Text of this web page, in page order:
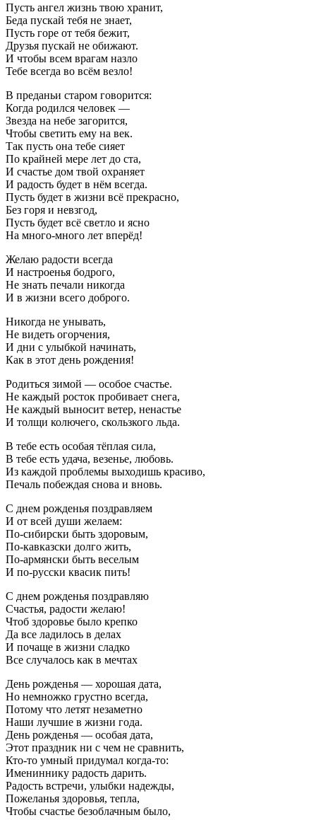
Пусть ангел жизнь твою хранит,
Беда пускай тебя не знает,
Пусть горе от тебя бежит,
Друзья пускай не обижают.
И чтобы всем врагам назло
Тебе всегда во всём везло!
В преданьи старом говорится:
Когда родился человек —
Звезда на небе загорится,
Чтобы светить ему на век.
Так пусть она тебе сияет
По крайней мере лет до ста,
И счастье дом твой охраняет
И радость будет в нём всегда.
Пусть будет в жизни всё прекрасно,
Без горя и невзгод,
Пусть будет всё светло и ясно
На много-много лет вперёд!
Желаю радости всегда
И настроенья бодрого,
Не знать печали никогда
И в жизни всего доброго.
Никогда не унывать,
Не видеть огорчения,
И дни с улыбкой начинать,
Как в этот день рождения!
Родиться зимой — особое счастье.
Не каждый росток пробивает снега,
Не каждый выносит ветер, ненастье
И толщи колючего, скользкого льда.
В тебе есть особая тёплая сила,
В тебе есть удача, везенье, любовь.
Из каждой проблемы выходишь красиво,
Печаль побеждая снова и вновь.
С днем рожденья поздравляем
И от всей души желаем:
По-сибирски быть здоровым,
По-кавказски долго жить,
По-армянски быть веселым
И по-русски квасик пить!
С днем рожденья поздравляю
Счастья, радости желаю!
Чтоб здоровье было крепко
Да все ладилось в делах
И почаще в жизни сладко
Все случалось как в мечтах
День рожденья — хорошая дата,
Но немножко грустно всегда,
Потому что летят незаметно
Наши лучшие в жизни года.
День рожденья — особая дата,
Этот праздник ни с чем не сравнить,
Кто-то умный придумал когда-то:
Имениннику радость дарить.
Радость встречи, улыбки надежды,
Пожеланья здоровья, тепла,
Чтобы счастье безоблачным было,